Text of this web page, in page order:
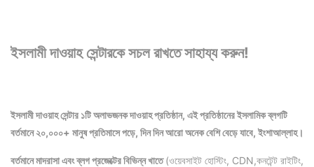
ইসলামী দাওয়াহ সেন্টারকে সচল রাখতে সাহায্য করুন!
ইসলামী দাওয়াহ সেন্টার ১টি অলাভজনক দাওয়াহ প্রতিষ্ঠান, এই প্রতিষ্ঠানের ইসলামিক ব্লগটি
বর্তমানে ২০,০০০+ মানুষ প্রতিমাসে পড়ে, দিন দিন আরো অনেক বেশি বেড়ে যাবে, ইংশাআল্লাহ।
বর্তমানে মাদরাসা এবং ব্লগ প্রজেক্টের বিভিন্ন খাতে(ওয়েবসাইট হোস্টিং, CDN,কনটেন্ট রাইটিং,